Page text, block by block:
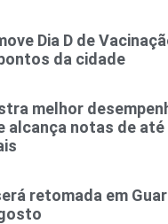
Dia D de
da cidade
melhor
alcança notas de até
retomada em